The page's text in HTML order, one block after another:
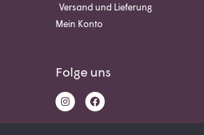
Versand und Lieferung
Mein Konto
Folge uns